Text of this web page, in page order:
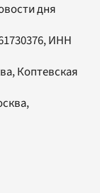
дня
ИНН
Коптевская
,